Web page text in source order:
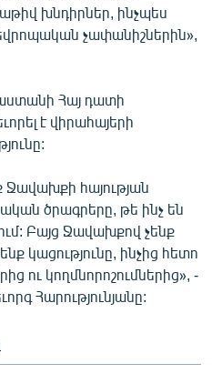
խնդիրներ, ինչպես
չափանիշներին»,
Հայ դատի
է վիրահայերի
Ջավախքի հայության
ծրագրերը, թե ինչ են
Բայց Ջավախքով չենք
կացությունը, ինչից հետո
ու կողմնորոշումներից», -
Հարությունյանը: